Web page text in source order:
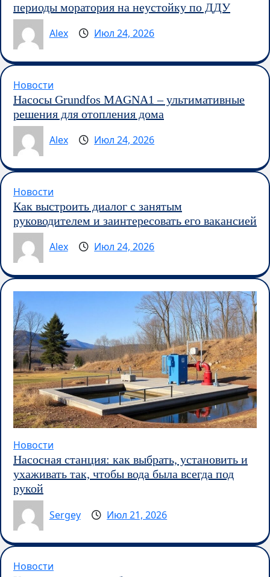
периоды моратория на неустойку по ДДУ
Alex
Июл 24, 2026
Новости
Насосы Grundfos MAGNA1 – ультимативные
решения для отопления дома
Alex
Июл 24, 2026
Новости
Как выстроить диалог с занятым
руководителем и заинтересовать его вакансией
Alex
Июл 24, 2026
Новости
Насосная станция: как выбрать, установить и
ухаживать так, чтобы вода была всегда под
рукой
Sergey
Июл 21, 2026
Новости